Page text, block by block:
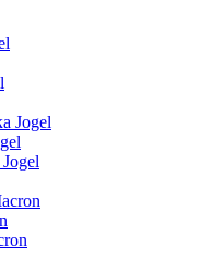
Jogel